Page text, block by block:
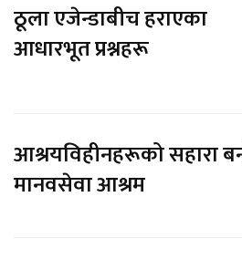
ठूला एजेन्डाबीच हराएका
आधारभूत प्रश्नहरू
आश्रयविहीनहरूको सहारा
मानवसेवा आश्रम